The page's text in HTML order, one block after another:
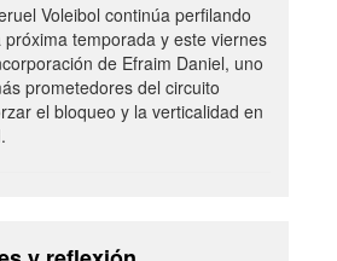
Voleibol continúa perfilando
temporada y este viernes
de Efraim Daniel, uno
prometedores del circuito
el bloqueo y la verticalidad en